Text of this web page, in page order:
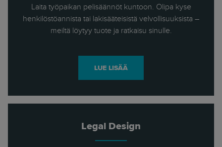
Laita työpaikan pelisäännöt kuntoon. Olipa kyse
henkilöstöannista tai lakisääteisistä velvollisuuksista –
meiltä löytyy tuote ja ratkaisu sinulle.
LUE LISÄÄ
Legal Design